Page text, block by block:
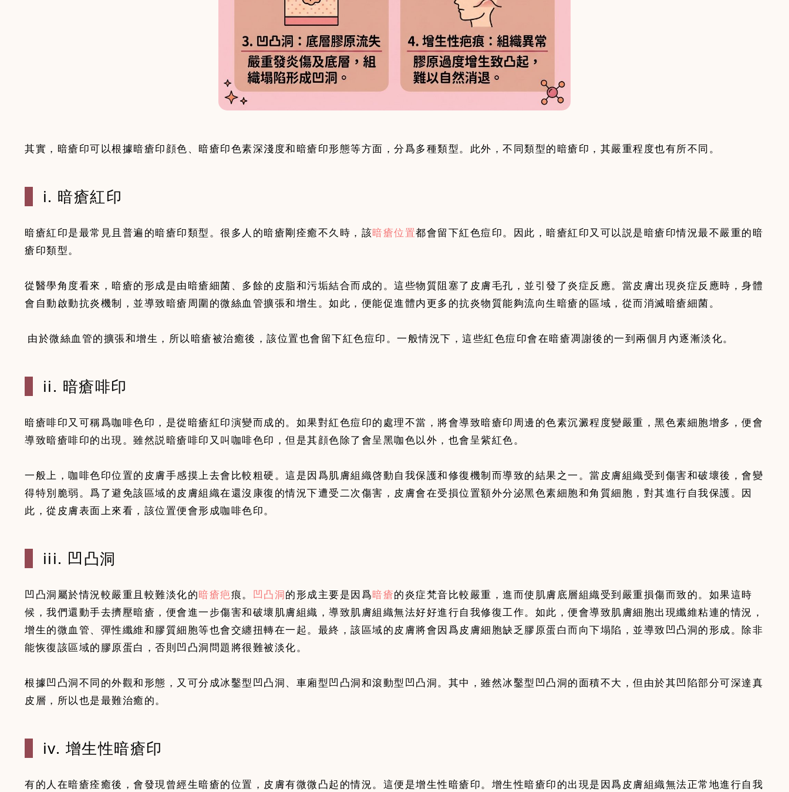
其實，暗瘡印可以根據暗瘡印顔色、暗瘡印色素深淺度和暗瘡印形態等方面，分爲多種類型。此外，不同類型的暗瘡印，其嚴重程度也有所不同。
i. 暗瘡紅印
暗瘡紅印是最常見且普遍的暗瘡印類型。很多人的暗瘡剛痊癒不久時，該暗瘡位置都會留下紅色痘印。因此，暗瘡紅印又可以説是暗瘡印情況最不嚴重的暗
瘡印類型。
從醫學角度看來，暗瘡的形成是由暗瘡細菌、多餘的皮脂和污垢結合而成的。這些物質阻塞了皮膚毛孔，並引發了炎症反應。當皮膚出現炎症反應時，身體
會自動啟動抗炎機制，並導致暗瘡周圍的微絲血管擴張和增生。如此，便能促進體内更多的抗炎物質能夠流向生暗瘡的區域，從而消滅暗瘡細菌。
由於微絲血管的擴張和增生，所以暗瘡被治癒後，該位置也會留下紅色痘印。一般情況下，這些紅色痘印會在暗瘡凋謝後的一到兩個月內逐漸淡化。
ii. 暗瘡啡印
暗瘡啡印又可稱爲咖啡色印，是從暗瘡紅印演變而成的。如果對紅色痘印的處理不當，將會導致暗瘡印周邊的色素沉澱程度變嚴重，黑色素細胞增多，便會
導致暗瘡啡印的出現。雖然説暗瘡啡印又叫咖啡色印，但是其顔色除了會呈黑咖色以外，也會呈紫紅色。
一般上，咖啡色印位置的皮膚手感摸上去會比較粗硬。這是因爲肌膚組織啓動自我保護和修復機制而導致的結果之一。當皮膚組織受到傷害和破壞後，會變
得特別脆弱。爲了避免該區域的皮膚組織在還沒康復的情況下遭受二次傷害，皮膚會在受損位置額外分泌黑色素細胞和角質細胞，對其進行自我保護。因
此，從皮膚表面上來看，該位置便會形成咖啡色印。
iii. 凹凸洞
凹凸洞屬於情況較嚴重且較難淡化的暗瘡疤痕。 凹凸洞的形成主要是因爲暗瘡的炎症梵音比較嚴重，進而使肌膚底層組織受到嚴重損傷而致的。如果這時
候，我們還動手去擠壓暗瘡，便會進一步傷害和破壞肌膚組織，導致肌膚組織無法好好進行自我修復工作。如此，便會導致肌膚細胞出現纖維粘連的情況，
增生的微血管、彈性纖維和膠質細胞等也會交纏扭轉在一起。最終，該區域的皮膚將會因爲皮膚細胞缺乏膠原蛋白而向下塌陷，並導致凹凸洞的形成。除非
能恢復該區域的膠原蛋白，否則凹凸洞問題將很難被淡化。
根據凹凸洞不同的外觀和形態，又可分成冰鑿型凹凸洞、車廂型凹凸洞和滾動型凹凸洞。其中，雖然冰鑿型凹凸洞的面積不大，但由於其凹陷部分可深達真
皮層，所以也是最難治癒的。
iv. 增生性暗瘡印
有的人在暗瘡痊癒後，會發現曾經生暗瘡的位置，皮膚有微微凸起的情況。這便是增生性暗瘡印。增生性暗瘡印的出現是因爲皮膚組織無法正常地進行自我